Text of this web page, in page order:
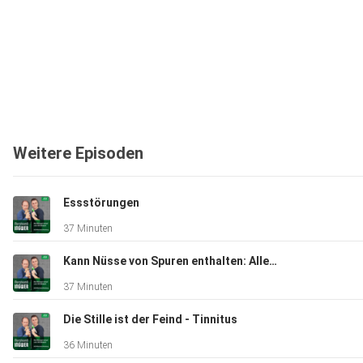
Weitere Episoden
Essstörungen
37 Minuten
Kann Nüsse von Spuren enthalten: Allergien
37 Minuten
Die Stille ist der Feind - Tinnitus
36 Minuten